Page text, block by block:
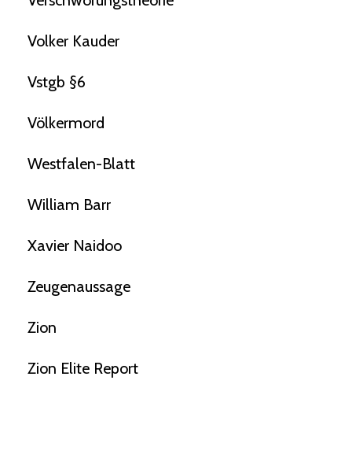
Volker Kauder
Vstgb §6
Völkermord
Westfalen-Blatt
William Barr
Xavier Naidoo
Zeugenaussage
Zion
Zion Elite Report